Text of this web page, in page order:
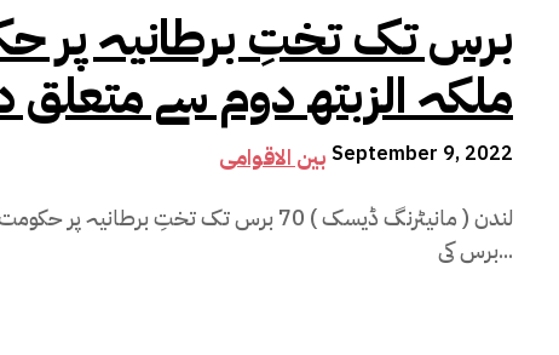
ملکہ الزبتھ دوم سے
بین الاقوامی September 9, 2022
برس کی...